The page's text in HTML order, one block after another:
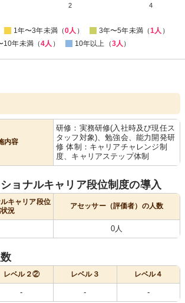
2 4
1年〜3年未満（0人 ） 3年〜5年未満（1人 ）
10年未満（4人 ） 10年以上（3人 ）
内容
研修：実務研修(入社時及び現任ス
タッフ対象)、勉強会、能力開発研
修 体制：キャリアチャレンジ制
度、キャリアステップ体制
ョナルキャリア段位制度の導入
キャリア段位
況
アセッサー（評価者）の人数
0人
レベル２② レベル３ レベル４
- - -